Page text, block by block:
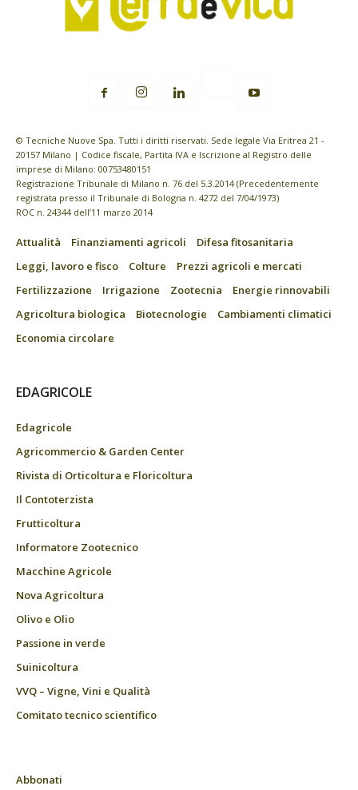
© Tecniche Nuove Spa. Tutti i diritti riservati. Sede legale Via Eritrea 21 -
20157 Milano | Codice fiscale, Partita IVA e Iscrizione al Registro delle
imprese di Milano: 00753480151
Registrazione Tribunale di Milano n. 76 del 5.3.2014 (Precedentemente
registrata presso il Tribunale di Bologna n. 4272 del 7/04/1973)
ROC n. 24344 dell’11 marzo 2014
Attualità Finanziamenti agricoli
Difesa fitosanitaria
Leggi, lavoro e fisco
Colture
Prezzi agricoli e mercati
Fertilizzazione
Irrigazione Zootecnia
Energie rinnovabili
Agricoltura biologica
Biotecnologie
Cambiamenti climatici
Economia circolare
EDAGRICOLE
Edagricole
Agricommercio & Garden Center
Rivista di Orticoltura e Floricoltura
Il Contoterzista
Frutticoltura
Informatore Zootecnico
Macchine Agricole
Nova Agricoltura
Olivo e Olio
Passione in verde
Suinicoltura
VVQ – Vigne, Vini e Qualità
Comitato tecnico scientifico
Abbonati